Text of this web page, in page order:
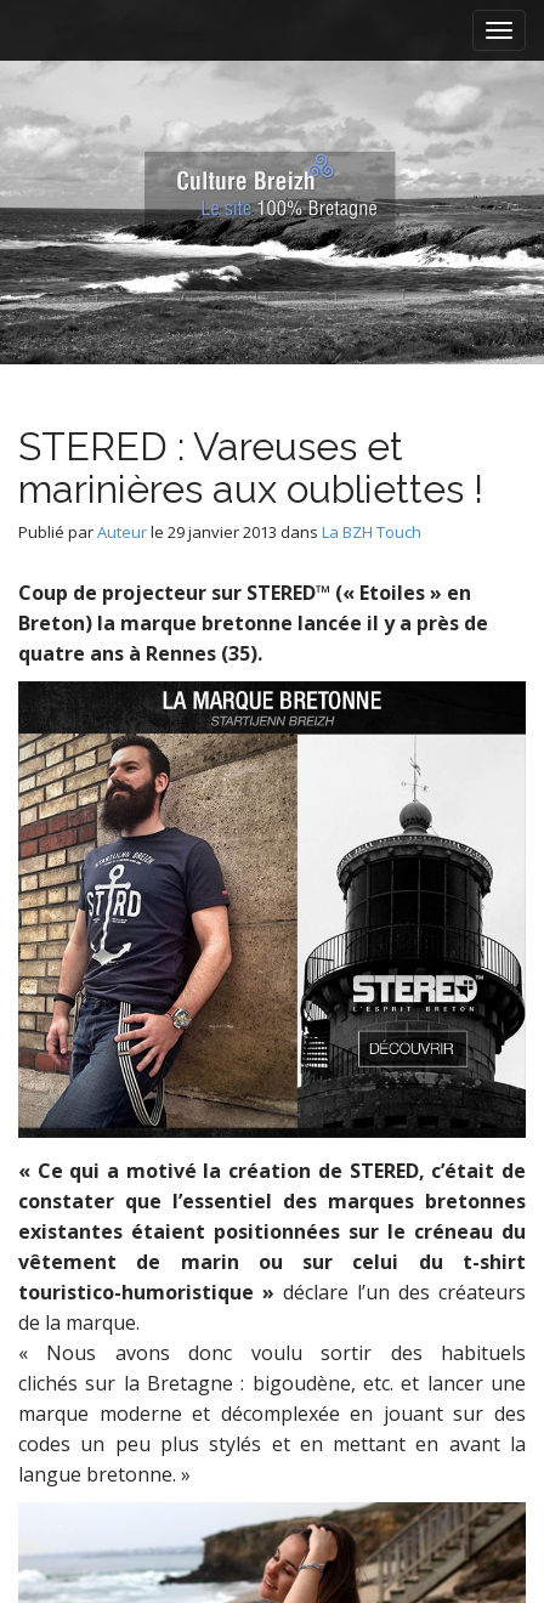
n
m
e
n
u
i
o
c
o
n
t
e
n
t
STERED : Vareuses et
marinières aux oubliettes !
Publié parAuteurle 29 janvier 2013 dans La BZH Touch
Coup de projecteur sur STERED™ (« Etoiles » en
Breton) la marque bretonne lancée il y a près de
quatre ans à Rennes (35).
« Ce qui a motivé la création de STERED, c’était de
constater que l’essentiel des marques bretonnes
existantes étaient positionnées sur le créneau du
vêtement de marin ou sur celui du t-shirt
touristico-humoristique » déclare l’un des créateurs
de la marque.
« Nous avons donc voulu sortir des habituels
clichés sur la Bretagne : bigoudène, etc. et lancer une
marque moderne et décomplexée en jouant sur des
codes un peu plus stylés et en mettant en avant la
langue bretonne. »